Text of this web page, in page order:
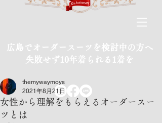
広島でオーダースーツを検討中の方へ
​失敗せず10年着られる1着を
女性から理解をもらえるオーダースー
ツとは
themywaymoys
2021年8月21日